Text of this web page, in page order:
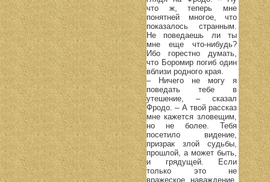
что ж, теперь мне
понятней многое, что
показалось странным.
Не поведаешь ли ты
мне еще что-нибудь?
Ибо горестно думать,
что Боромир погиб один
вблизи родного края.
– Ничего не могу я
поведать тебе в
утешение, – сказал
Фродо. – А твой рассказ
мне кажется зловещим,
но не более. Тебя
посетило видение,
призрак злой судьбы,
прошлой, а может быть,
и грядущей. Если
только это не
вражеское наваждение.